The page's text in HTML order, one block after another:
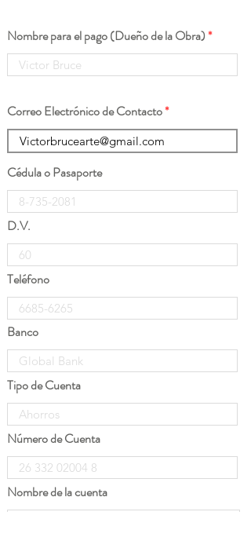
Nombre para el pago (Dueño de la Obra)
Correo Electrónico de Contacto
Cédula o Pasaporte
D.V.
Teléfono
Banco
Tipo de Cuenta
Número de Cuenta
Nombre de la cuenta